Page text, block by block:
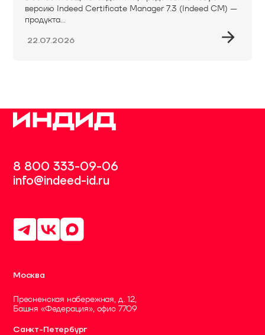
версию Indeed Certificate Manager 7.3 (Indeed CM) —
продукта...
22.07.2026
8 800 333-09-06
info@indeed-id.ru
Москва
Пресненская набережная, д. 12,
Башня «Федерация», офис 7709
Санкт-Петербург